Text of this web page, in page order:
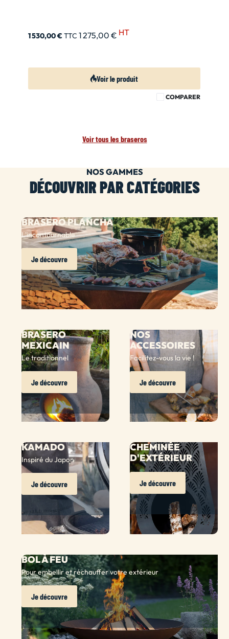
1 530,00 €TTC 1 275,00 € HT
Voir le produit
COMPARER
Voir tous les braseros
NOS GAMMES
DÉCOUVRIR PAR CATÉGORIES
BRASERO PLANCHA
L'incontournable
Je découvre
BRASERO
MEXICAIN
Le traditionnel
Je découvre
NOS
ACCESSOIRES
Facilitez-vous la vie !
Je découvre
KAMADO
Inspiré du Japon
Je découvre
CHEMINÉE
D'EXTÉRIEUR
Je découvre
BOL À FEU
Pour embellir et réchauffer votre extérieur
Je découvre